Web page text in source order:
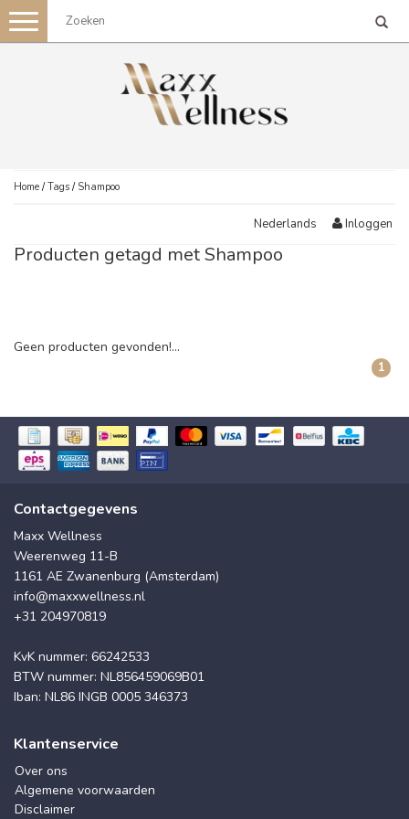
Toggle
navigation
Home /Tags / Shampoo
Nederlands Inloggen
Producten getagd met Shampoo
Geen producten gevonden!...
1
Contactgegevens
Maxx Wellness
Weerenweg 11-B
1161 AE Zwanenburg (Amsterdam)
info@maxxwellness.nl
+31 204970819
KvK nummer: 66242533
BTW nummer: NL856459069B01
Iban: NL86 INGB 0005 346373
Klantenservice
Over ons
Algemene voorwaarden
Disclaimer